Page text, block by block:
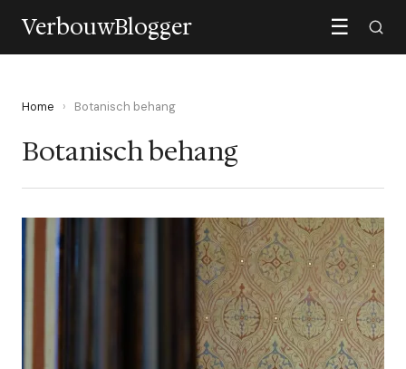
VerbouwBlogger ☰
Home › Botanisch behang
Botanisch behang